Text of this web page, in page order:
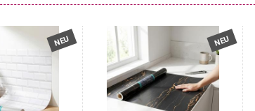
NEU NEU